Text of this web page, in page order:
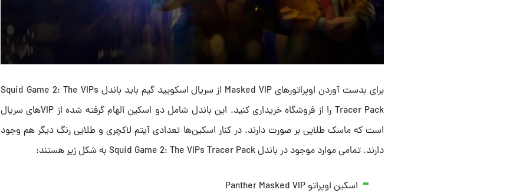
برای بدست آوردن اوپراتورهای Masked VIP از سریال اسکویید گیم باید باندل Squid Game 2: The VIPs
Tracer Pack را از فروشگاه خریداری کنید. این باندل شامل دو اسکین الهام گرفته شده از VIPهای سریال
است که ماسک طلایی بر صورت دارند. در کنار اسکین‌ها تعدادی آیتم لاکچری و طلایی رنگ دیگر هم وجود
دارند. تمامی موارد موجود در باندل Squid Game 2: The VIPs Tracer Pack به شکل زیر هستند:
اسکین اوپراتو Panther Masked VIP